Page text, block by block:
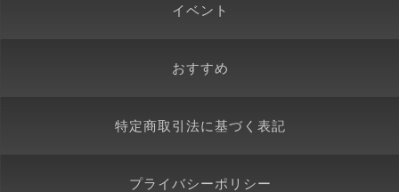
イベント
おすすめ
特定商取引法に基づく表記
プライバシーポリシー